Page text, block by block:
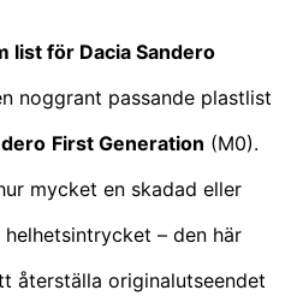
list för Dacia Sandero
noggrant passande plastlist
First Generation (M0).
mycket en skadad eller
– den här
återställa originalutseendet